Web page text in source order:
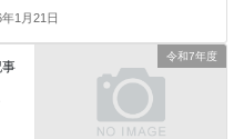
1月21日
令和7年度
事